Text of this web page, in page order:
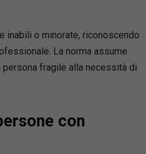
previdenziali agli
non autosufficienti
in materia di
degli invalidi di guerra
inabili o minorate, riconoscendo
La norma assume
fragile alla necessità di
con